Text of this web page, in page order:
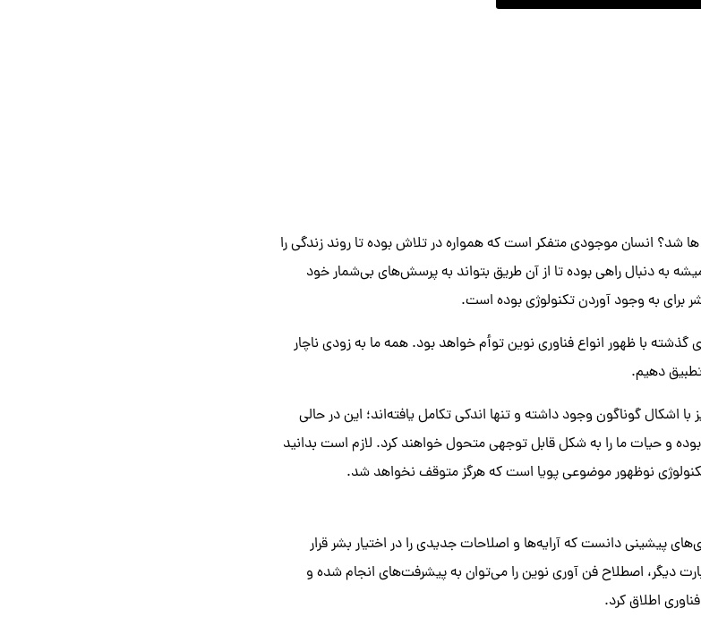
ها شد؟ انسان موجودی متفکر است که همواره در تلاش بوده تا روند زندگی را
به دنبال راهی بوده تا از آن طریق بتواند به پرسش‌های بی‌شمار خود
برای به وجود آوردن تکنولوژی بوده است.
گذشته با ظهور انواع فناوری نوین توأم خواهد بود. همه ما به زودی ناچار
دهیم.
با اشکال گوناگون وجود داشته و تنها اندکی تکامل یافته‌اند؛ این در حالی
و حیات ما را به شکل قابل توجهی متحول خواهند کرد. لازم است بدانید
تکنولوژی نوظهور موضوعی پویا است که هرگز متوقف نخواهد شد.
پیشینی دانست که آرایه‌ها و اصلاحات جدیدی را در اختیار بشر قرار
دیگر، اصطلاح فن آوری نوین را می‌توان به پیشرفت‌های انجام شده و
اطلاق کرد.